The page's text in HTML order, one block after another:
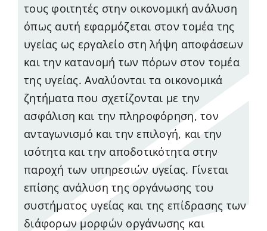
τους φοιτητές στην οικονομική ανάλυση
όπως αυτή εφαρμόζεται στον τομέα της
υγείας ως εργαλείο στη λήψη αποφάσεων
και την κατανομή των πόρων στον τομέα
της υγείας. Αναλύονται τα οικονομικά
ζητήματα που σχετίζονται με την
ασφάλιση και την πληροφόρηση, τον
ανταγωνισμό και την επιλογή, και την
ισότητα και την αποδοτικότητα στην
παροχή των υπηρεσιών υγείας. Γίνεται
επίσης ανάλυση της οργάνωσης του
συστήματος υγείας και της επίδρασης των
διάφορων μορφών οργάνωσης και